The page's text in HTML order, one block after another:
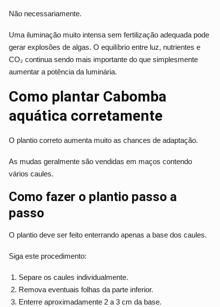
Não necessariamente.
Uma iluminação muito intensa sem fertilização adequada pode
gerar explosões de algas. O equilíbrio entre luz, nutrientes e
CO₂ continua sendo mais importante do que simplesmente
aumentar a potência da luminária.
Como plantar Cabomba
aquática corretamente
O plantio correto aumenta muito as chances de adaptação.
As mudas geralmente são vendidas em maços contendo
vários caules.
Como fazer o plantio passo a
passo
O plantio deve ser feito enterrando apenas a base dos caules.
Siga este procedimento:
Separe os caules individualmente.
Remova eventuais folhas da parte inferior.
Enterre aproximadamente 2 a 3 cm da base.